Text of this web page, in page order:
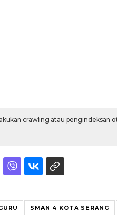
crawling atau pengindeksan
SMAN 4 KOTA SERANG